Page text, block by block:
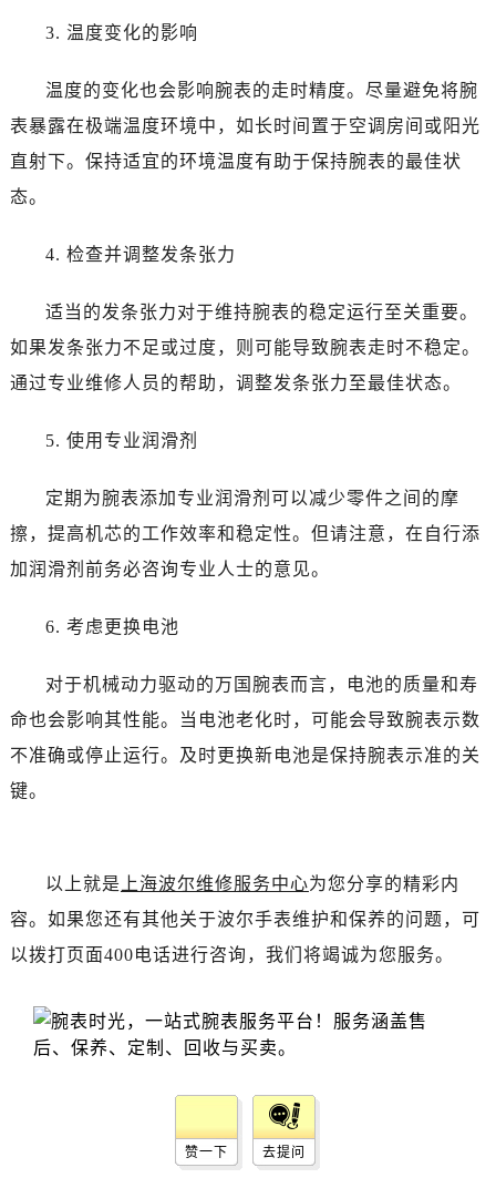
3. 温度变化的影响
温度的变化也会影响腕表的走时精度。尽量避免将腕
表暴露在极端温度环境中，如长时间置于空调房间或阳光
直射下。保持适宜的环境温度有助于保持腕表的最佳状
态。
4. 检查并调整发条张力
适当的发条张力对于维持腕表的稳定运行至关重要。
如果发条张力不足或过度，则可能导致腕表走时不稳定。
通过专业维修人员的帮助，调整发条张力至最佳状态。
5. 使用专业润滑剂
定期为腕表添加专业润滑剂可以减少零件之间的摩
擦，提高机芯的工作效率和稳定性。但请注意，在自行添
加润滑剂前务必咨询专业人士的意见。
6. 考虑更换电池
对于机械动力驱动的万国腕表而言，电池的质量和寿
命也会影响其性能。当电池老化时，可能会导致腕表示数
不准确或停止运行。及时更换新电池是保持腕表示准的关
键。
以上就是 上海波尔维修服务中心为您分享的精彩内
容。如果您还有其他关于波尔手表维护和保养的问题，可
以拨打页面400电话进行咨询，我们将竭诚为您服务。
赞一下 去提问